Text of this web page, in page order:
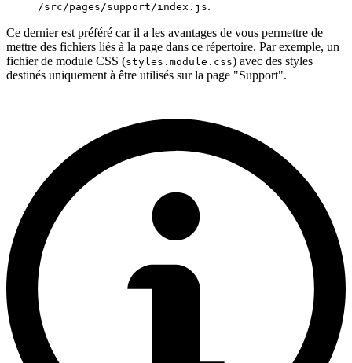
/src/pages/support/index.js.
Ce dernier est préféré car il a les avantages de vous permettre de
mettre des fichiers liés à la page dans ce répertoire. Par exemple, un
fichier de module CSS (styles.module.css) avec des styles
destinés uniquement à être utilisés sur la page "Support".